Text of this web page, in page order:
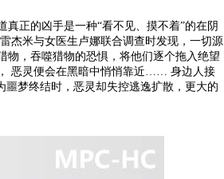
的凶手是一种“看不见、摸不着”的在阴
杰米与女医生卢娜联合调查时发现，一切源
物，吞噬猎物的恐惧，将他们逐个拖入绝望
恶灵便会在黑暗中悄悄靠近…… 身边人接
梦终结时，恶灵却失控逃逸扩散，更大的